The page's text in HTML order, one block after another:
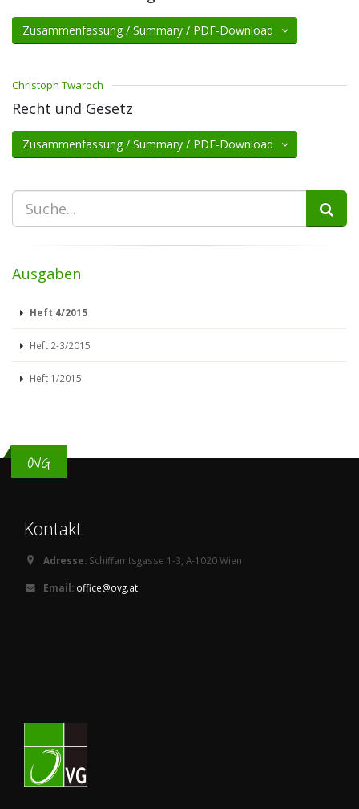
Zusammenfassung / Summary / PDF-Download
Christoph Twaroch
Recht und Gesetz
Zusammenfassung / Summary / PDF-Download
Ausgaben
Heft 4/2015
Heft 2-3/2015
Heft 1/2015
OVG
Kontakt
Adresse: Schiffamtsgasse 1-3, A-1020 Wien
Email: office@ovg.at